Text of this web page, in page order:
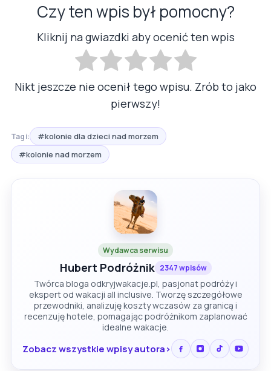
Czy ten wpis był pomocny?
Kliknij na gwiazdki aby ocenić ten wpis
Nikt jeszcze nie ocenił tego wpisu. Zrób to jako
pierwszy!
Tagi:
#kolonie dla dzieci nad morzem
#kolonie nad morzem
Wydawca serwisu
Hubert Podróżnik 2347 wpisów
Twórca bloga odkryjwakacje.pl, pasjonat podróży i
ekspert od wakacji all inclusive. Tworzę szczegółowe
przewodniki, analizuję koszty wczasów za granicą i
recenzuję hotele, pomagając podróżnikom zaplanować
idealne wakacje.
Zobacz wszystkie wpisy autora